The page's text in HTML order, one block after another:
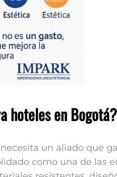
hoteles en Bogotá?
un aliado que
como una de las